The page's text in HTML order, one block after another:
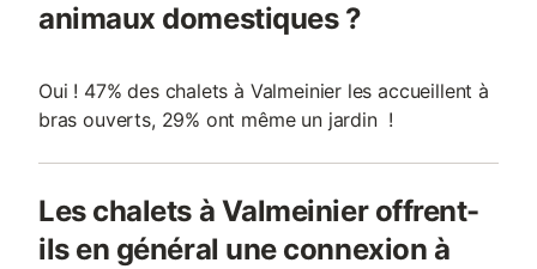
animaux domestiques ?
Oui ! 47% des chalets à Valmeinier les accueillent à
bras ouverts, 29% ont même un jardin !
Les chalets à Valmeinier offrent-
ils en général une connexion à